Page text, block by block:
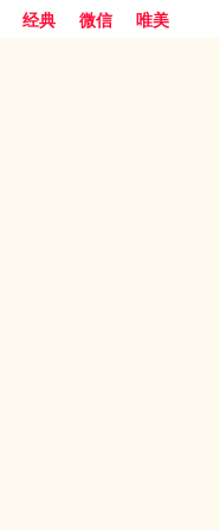
经典 微信
唯美